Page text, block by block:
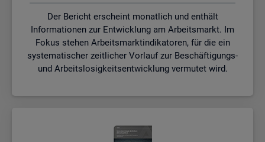
Der Bericht erscheint monatlich und enthält
Informationen zur Entwicklung am Arbeitsmarkt. Im
Fokus stehen Arbeitsmarktindikatoren, für die ein
systematischer zeitlicher Vorlauf zur Beschäftigungs-
und Arbeitslosigkeitsentwicklung vermutet wird.